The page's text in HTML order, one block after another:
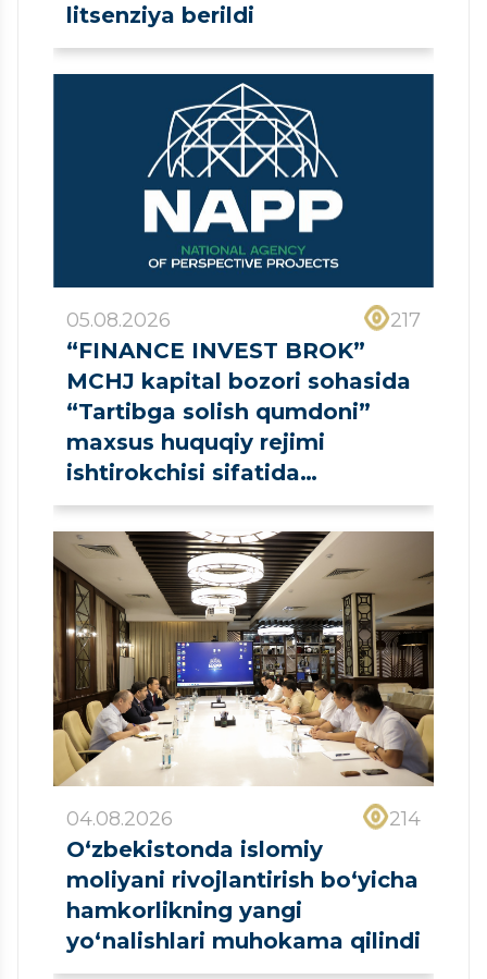
litsenziya berildi
05.08.2026 217
“FINANCE INVEST BROK”
MCHJ kapital bozori sohasida
“Tartibga solish qumdoni”
maxsus huquqiy rejimi
ishtirokchisi sifatida
ro‘yxatdan o‘tkazildi
04.08.2026 214
O‘zbekistonda islomiy
moliyani rivojlantirish bo‘yicha
hamkorlikning yangi
yo‘nalishlari muhokama qilindi